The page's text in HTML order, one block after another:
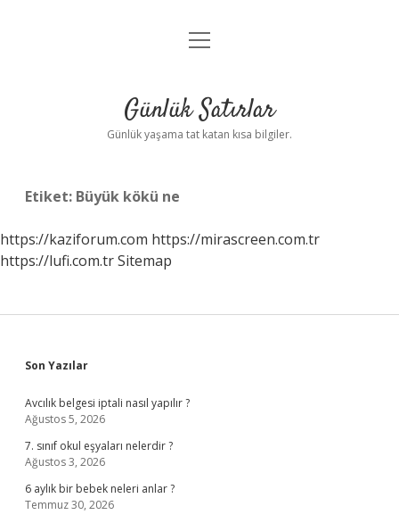
Anasayfa
Yasal Uyarı
menüyü
Günlük Satırlar
Günlük yaşama tat katan kısa bilgiler.
Etiket: Büyük kökü ne
https://kaziforum.com https://mirascreen.com.tr
https://lufi.com.trSitemap
Sidebar
Son Yazılar
Avcılık belgesi iptali nasıl yapılır ?
Ağustos 5, 2026
7. sınıf okul eşyaları nelerdir ?
Ağustos 3, 2026
6 aylık bir bebek neleri anlar ?
Temmuz 30, 2026